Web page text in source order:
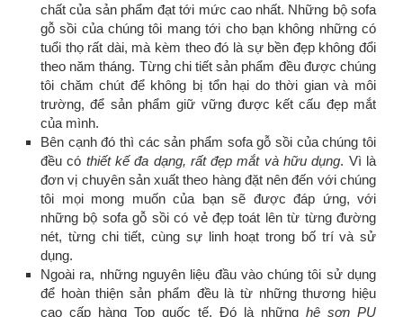
chất của sản phẩm đạt tới mức cao nhất. Những bộ sofa
gỗ sồi của chúng tôi mang tới cho bạn không những có
tuổi thọ rất dài, mà kèm theo đó là sự bền đẹp không đổi
theo năm tháng. Từng chi tiết sản phẩm đều được chúng
tôi chăm chút để không bị tổn hại do thời gian và môi
trường, để sản phẩm giữ vững được kết cấu đẹp mắt
của mình.
Bên cạnh đó thì các sản phẩm sofa gỗ sồi của chúng tôi
đều có thiết kế đa dạng, rất đẹp mắt và hữu dụng. Vì là
đơn vị chuyên sản xuất theo hàng đặt nên đến với chúng
tôi mọi mong muốn của bạn sẽ được đáp ứng, với
những bộ sofa gỗ sồi có vẻ đẹp toát lên từ từng đường
nét, từng chi tiết, cùng sự linh hoạt trong bố trí và sử
dụng.
Ngoài ra, những nguyên liệu đầu vào chúng tôi sử dụng
để hoàn thiện sản phẩm đều là từ những thương hiệu
cao cấp hàng Top quốc tế. Đó là những hệ sơn PU